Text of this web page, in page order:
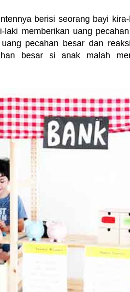
berisi seorang bayi
laki memberikan uang
pecahan besar dan
besar si anak malah